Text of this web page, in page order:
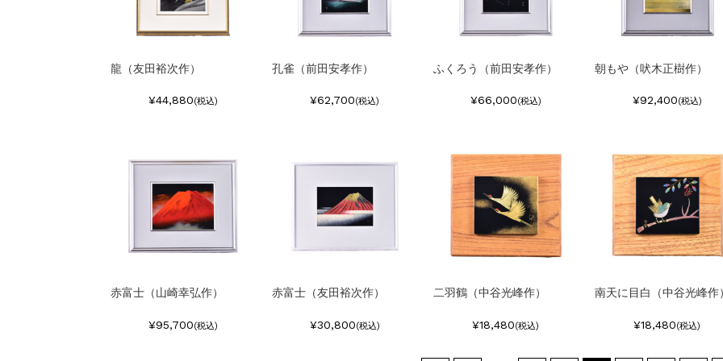
龍（友田裕次作）
¥44,880(税込)
孔雀（前田安孝作）
¥62,700(税込)
ふくろう（前田安孝作）
¥66,000(税込)
朝もや（吠木正樹作）
¥92,400(税込)
赤富士（山崎幸弘作）
¥95,700(税込)
赤富士（友田裕次作）
¥30,800(税込)
二羽鶴（中谷光峰作）
¥18,480(税込)
南天に目白（中谷光峰作
¥18,480(税込)